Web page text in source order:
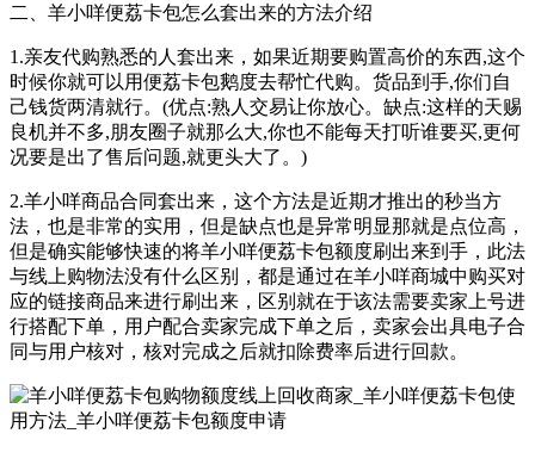
二、羊小咩便荔卡包怎么套出来的方法介绍
1.亲友代购熟悉的人套出来，如果近期要购置高价的东西,这个
时候你就可以用便荔卡包鹅度去帮忙代购。货品到手,你们自
己钱货两清就行。(优点:熟人交易让你放心。缺点:这样的天赐
良机并不多,朋友圈子就那么大,你也不能每天打听谁要买,更何
况要是出了售后问题,就更头大了。)
2.羊小咩商品合同套出来，这个方法是近期才推出的秒当方
法，也是非常的实用，但是缺点也是异常明显那就是点位高，
但是确实能够快速的将羊小咩便荔卡包额度刷出来到手，此法
与线上购物法没有什么区别，都是通过在羊小咩商城中购买对
应的链接商品来进行刷出来，区别就在于该法需要卖家上号进
行搭配下单，用户配合卖家完成下单之后，卖家会出具电子合
同与用户核对，核对完成之后就扣除费率后进行回款。